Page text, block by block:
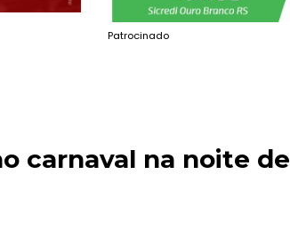
Patrocinado
carnaval na noite de